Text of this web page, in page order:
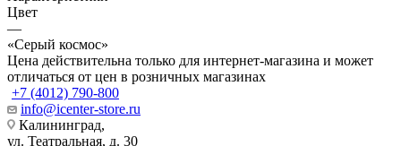
Цвет
—
«Серый космос»
Цена действительна только для интернет-магазина и может
отличаться от цен в розничных магазинах
+7 (4012) 790-800
info@icenter-store.ru
Калининград,
ул. Театральная, д. 30